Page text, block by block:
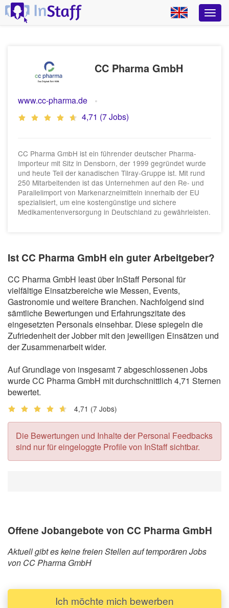
CC Pharma GmbH
www.cc-pharma.de
4,71 (7 Jobs)
CC Pharma GmbH ist ein führender deutscher Pharma-
Importeur mit Sitz in Densborn, der 1999 gegründet wurde
und heute Teil der kanadischen Tilray-Gruppe ist. Mit rund
250 Mitarbeitenden ist das Unternehmen auf den Re- und
Parallelimport von Markenarzneimitteln innerhalb der EU
spezialisiert, um eine kostengünstige und sichere
Medikamentenversorgung in Deutschland zu gewährleisten.
Ist CC Pharma GmbH ein guter Arbeitgeber?
CC Pharma GmbH least über InStaff Personal für
vielfältige Einsatzbereiche wie Messen, Events,
Gastronomie und weitere Branchen. Nachfolgend sind
sämtliche Bewertungen und Erfahrungszitate des
eingesetzten Personals einsehbar. Diese spiegeln die
Zufriedenheit der Jobber mit den jeweiligen Einsätzen und
der Zusammenarbeit wider.
Auf Grundlage von insgesamt 7 abgeschlossenen Jobs
wurde CC Pharma GmbH mit durchschnittlich 4,71 Sternen
bewertet.
4,71 (7 Jobs)
Die Bewertungen und Inhalte der Personal Feedbacks
sind nur für eingeloggte Profile von InStaff sichtbar.
Offene Jobangebote von CC Pharma GmbH
Aktuell gibt es keine freien Stellen auf temporären Jobs
von CC Pharma GmbH
Ich möchte mich bewerben